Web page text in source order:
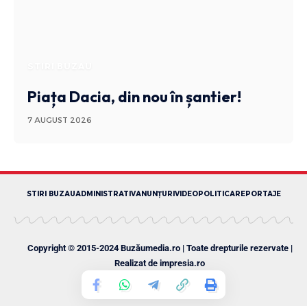
Piața Dacia, din nou în șantier!
7 AUGUST 2026
STIRI BUZAUADMINISTRATIVANUNȚURI VIDEOPOLITICAREPORTAJE
Copyright © 2015-2024 Buzăumedia.ro | Toate drepturile rezervate |
Realizat de impresia.ro